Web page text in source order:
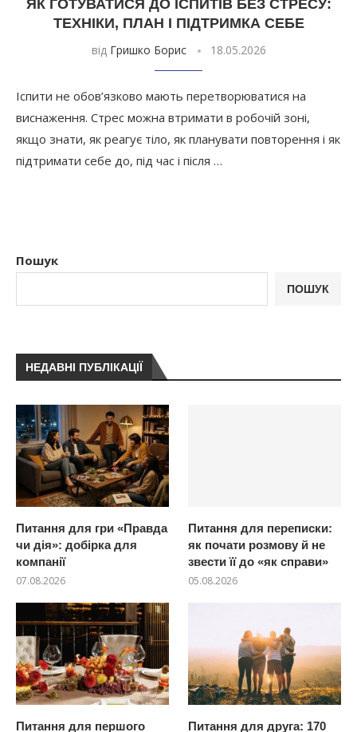
ЯК ГОТУВАТИСЯ ДО ІСПИТІВ БЕЗ СТРЕСУ:
ТЕХНІКИ, ПЛАН І ПІДТРИМКА СЕБЕ
від Гришко Борис 18.05.2026
Іспити не обов’язково мають перетворюватися на
виснаження. Стрес можна втримати в робочій зоні,
якщо знати, як реагує тіло, як планувати повторення і як
підтримати себе до, під час і після …
Пошук
ПОШУК
НЕДАВНІ ПУБЛІКАЦІЇ
Питання для гри «Правда
чи дія»: добірка для
компанії
07.08.2026
Питання для переписки:
як почати розмову й не
звести її до «як справи»
05.08.2026
Питання для першого
Питання для друга: 170